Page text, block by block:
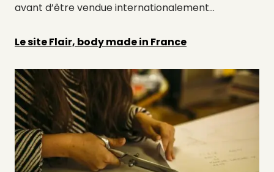
avant d’être vendue internationalement…
Le site Flair, body made in France